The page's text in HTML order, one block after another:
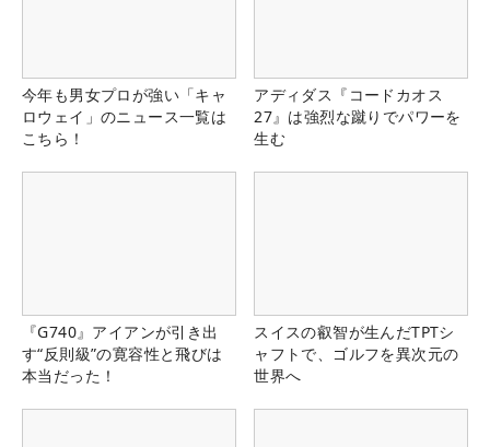
今年も男女プロが強い「キャ
ロウェイ」のニュース一覧は
こちら！
アディダス『コードカオス
27』は強烈な蹴りでパワーを
生む
『G740』アイアンが引き出
す“反則級”の寛容性と飛びは
本当だった！
スイスの叡智が生んだTPTシ
ャフトで、ゴルフを異次元の
世界へ